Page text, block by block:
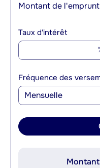
Montant de l'emprunt
Taux d'intérêt
Fréquence des
Mensuelle